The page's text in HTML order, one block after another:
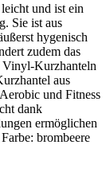
und ist ein
Sie ist aus
hygenisch
zudem das
Vinyl-Kurzhanteln
aus
und Fitness
dank
ermöglichen
brombeere